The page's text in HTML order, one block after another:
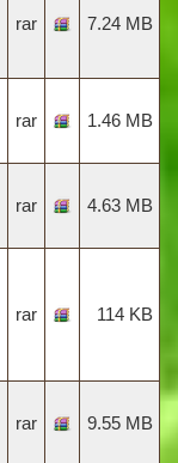
rar 7.24 MB
rar 1.46 MB
rar 4.63 MB
rar 114 KB
rar 9.55 MB